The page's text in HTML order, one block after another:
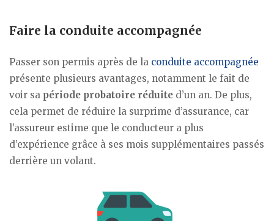
Faire la conduite accompagnée
Passer son permis après de la conduite accompagnée
présente plusieurs avantages, notamment le fait de
voir sa période probatoire réduite d’un an. De plus,
cela permet de réduire la surprime d’assurance, car
l’assureur estime que le conducteur a plus
d’expérience grâce à ses mois supplémentaires passés
derrière un volant.